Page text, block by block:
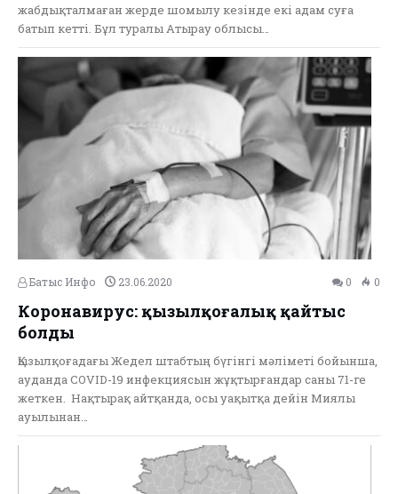
жабдықталмаған жерде шомылу кезінде екі адам суға
батып кетті. Бұл туралы Атырау облысы…
Батыс Инфо 23.06.2020 0 0
Коронавирус: қызылқоғалық қайтыс
болды
Қызылқоғадағы Жедел штабтың бүгінгі мәліметі бойынша,
ауданда COVID-19 инфекциясын жұқтырғандар саны 71-ге
жеткен. Нақтырақ айтқанда, осы уақытқа дейін Миялы
ауылынан…